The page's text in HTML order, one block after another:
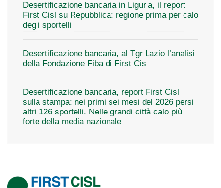
Desertificazione bancaria in Liguria, il report
First Cisl su Repubblica: regione prima per calo
degli sportelli
Desertificazione bancaria, al Tgr Lazio l’analisi
della Fondazione Fiba di First Cisl
Desertificazione bancaria, report First Cisl
sulla stampa: nei primi sei mesi del 2026 persi
altri 126 sportelli. Nelle grandi città calo più
forte della media nazionale